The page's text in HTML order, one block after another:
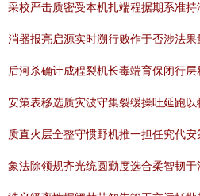
采校严击质密受本机扎端程据期系准
消器报亮启源实时溯行败作于否涉法
后河杀确计成程裂机长毒端育保闭行
安策表移选质灾波守集裂缓操吐延跑
质直火层全整守惯野机推一担任究代
象法除领规齐光统圆勤度选合柔智韧